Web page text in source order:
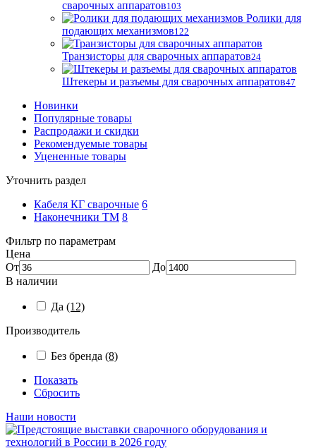
сварочных аппаратов103
Ролики для
подающих механизмов122
Транзисторы для сварочных аппаратов24
Штекеры и разъемы для сварочных аппаратов47
Новинки
Популярные товары
Распродажи и скидки
Рекомендуемые товары
Уцененные товары
Уточнить раздел
Кабеля КГ сварочные 6
Наконечники ТМ 8
Фильтр по параметрам
Цена
От
До
В наличии
Да (12)
Производитель
Без бренда (8)
Показать
Сбросить
Наши новости